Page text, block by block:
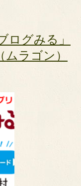
ログみる」
ラゴン）